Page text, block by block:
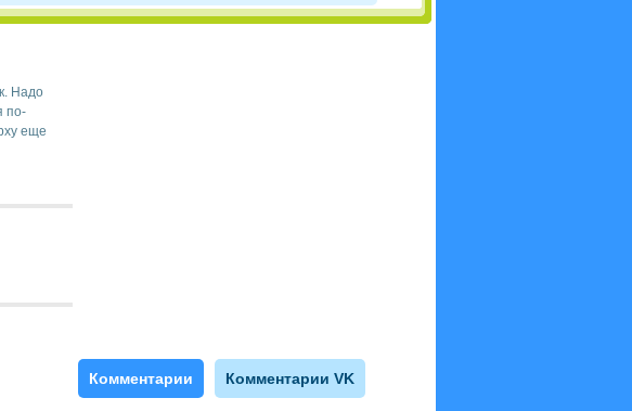
Надо
по-
еще
Комментарии Комментарии VK